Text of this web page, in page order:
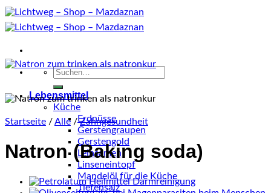
Zum
Inhalt
springen
Suche
Lebensmittel
Küche
Erdnüsse
Gerstengraupen
Gerstengold
Leinsamen
Linseneintopf
Mandelöl für die Küche
Tiefensalz
Startseite /Alle / Zahngesundheit
Natron (Baking soda)